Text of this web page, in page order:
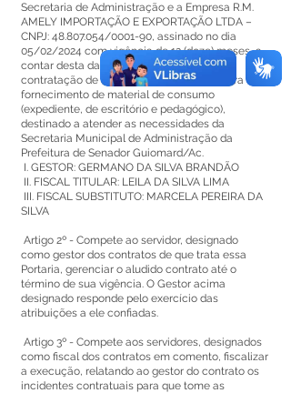
Secretaria de Administração e a Empresa R.M.
AMELY IMPORTAÇÃO E EXPORTAÇÃO LTDA –
CNPJ: 48.807.054/0001-90, assinado no dia
05/02/2024 com vigência de 12 (doze) meses, a
contar desta data, tendo como objeto a
contratação de empresa especializada para
fornecimento de material de consumo
(expediente, de escritório e pedagógico),
destinado a atender as necessidades da
Secretaria Municipal de Administração da
Prefeitura de Senador Guiomard/Ac.
I. GESTOR: GERMANO DA SILVA BRANDÃO
II. FISCAL TITULAR: LEILA DA SILVA LIMA
III. FISCAL SUBSTITUTO: MARCELA PEREIRA DA
SILVA
Artigo 2º - Compete ao servidor, designado
como gestor dos contratos de que trata essa
Portaria, gerenciar o aludido contrato até o
término de sua vigência. O Gestor acima
designado responde pelo exercício das
atribuições a ele confiadas.
Artigo 3º - Compete aos servidores, designados
como fiscal dos contratos em comento, fiscalizar
a execução, relatando ao gestor do contrato os
incidentes contratuais para que tome as